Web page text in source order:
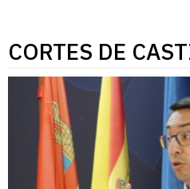
CORTES DE